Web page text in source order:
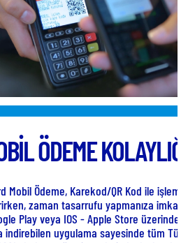
KOLAYLIĞI
Karekod/QR Kod ile işleminizi
tasarrufu yapmanıza imkan tanıyor.
IOS - Apple Store üzerinden “Setcard
sayesinde tüm Türkiye’deki